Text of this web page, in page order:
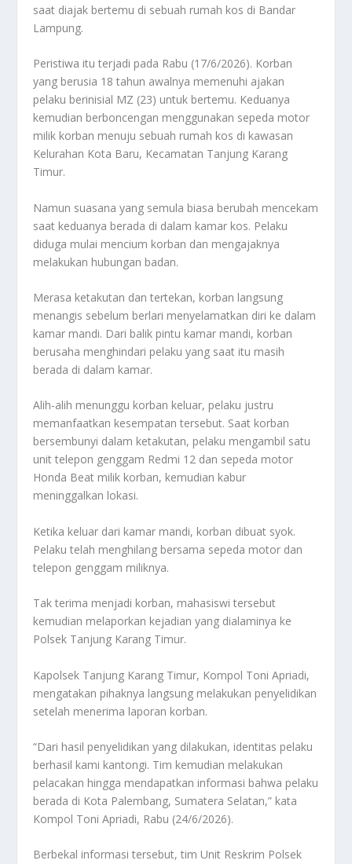
saat diajak bertemu di sebuah rumah kos di Bandar
Lampung.
Peristiwa itu terjadi pada Rabu (17/6/2026). Korban
yang berusia 18 tahun awalnya memenuhi ajakan
pelaku berinisial MZ (23) untuk bertemu. Keduanya
kemudian berboncengan menggunakan sepeda motor
milik korban menuju sebuah rumah kos di kawasan
Kelurahan Kota Baru, Kecamatan Tanjung Karang
Timur.
Namun suasana yang semula biasa berubah mencekam
saat keduanya berada di dalam kamar kos. Pelaku
diduga mulai mencium korban dan mengajaknya
melakukan hubungan badan.
Merasa ketakutan dan tertekan, korban langsung
menangis sebelum berlari menyelamatkan diri ke dalam
kamar mandi. Dari balik pintu kamar mandi, korban
berusaha menghindari pelaku yang saat itu masih
berada di dalam kamar.
Alih-alih menunggu korban keluar, pelaku justru
memanfaatkan kesempatan tersebut. Saat korban
bersembunyi dalam ketakutan, pelaku mengambil satu
unit telepon genggam Redmi 12 dan sepeda motor
Honda Beat milik korban, kemudian kabur
meninggalkan lokasi.
Ketika keluar dari kamar mandi, korban dibuat syok.
Pelaku telah menghilang bersama sepeda motor dan
telepon genggam miliknya.
Tak terima menjadi korban, mahasiswi tersebut
kemudian melaporkan kejadian yang dialaminya ke
Polsek Tanjung Karang Timur.
Kapolsek Tanjung Karang Timur, Kompol Toni Apriadi,
mengatakan pihaknya langsung melakukan penyelidikan
setelah menerima laporan korban.
“Dari hasil penyelidikan yang dilakukan, identitas pelaku
berhasil kami kantongi. Tim kemudian melakukan
pelacakan hingga mendapatkan informasi bahwa pelaku
berada di Kota Palembang, Sumatera Selatan,” kata
Kompol Toni Apriadi, Rabu (24/6/2026).
Berbekal informasi tersebut, tim Unit Reskrim Polsek